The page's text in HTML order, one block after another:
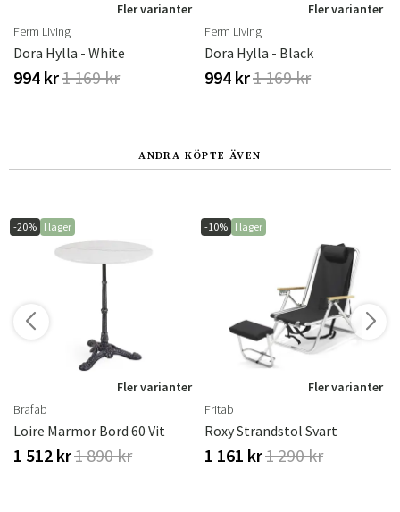
Fler varianter
Ferm Living
Dora Hylla - White
994 kr1 169 kr
Fler varianter
Ferm Living
Dora Hylla - Black
994 kr1 169 kr
ANDRA KÖPTE ÄVEN
-20% I lager
Fler varianter
Brafab
Loire Marmor Bord 60 Vit
1 512 kr1 890 kr
-10% I lager
Fler varianter
Fritab
Roxy Strandstol Svart
1 161 kr1 290 kr